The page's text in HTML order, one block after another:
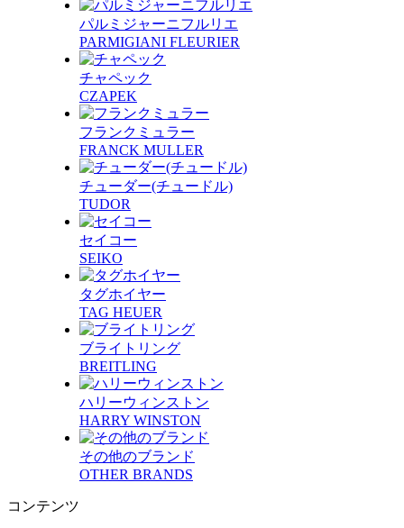
パルミジャーニフルリエ
PARMIGIANI FLEURIER
チャペック
CZAPEK
フランクミュラー
FRANCK MULLER
チューダー(チュードル)
TUDOR
セイコー
SEIKO
タグホイヤー
TAG HEUER
ブライトリング
BREITLING
ハリーウィンストン
HARRY WINSTON
その他のブランド
OTHER BRANDS
コンテンツ